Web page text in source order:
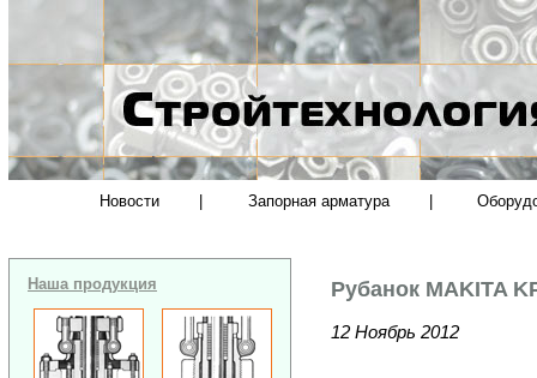
Новости Запорная арматура
Наша продукция Рубанок MAKITA
12 Ноябрь 2012